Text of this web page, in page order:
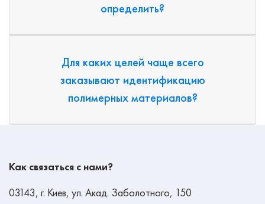
определить?
Для каких целей чаще всего
заказывают идентификацию
полимерных материалов?
Как связаться с нами?
03143, г. Киев, ул. Акад. Заболотного, 150